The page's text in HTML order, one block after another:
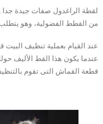
لقطة الراغدول صفات جيدة
من القطط الفضولية، وهو
عند القيام بعملية تنظيف البيت
عندما يكون هذا القط الأليف
قطعة القماش التى تقوم